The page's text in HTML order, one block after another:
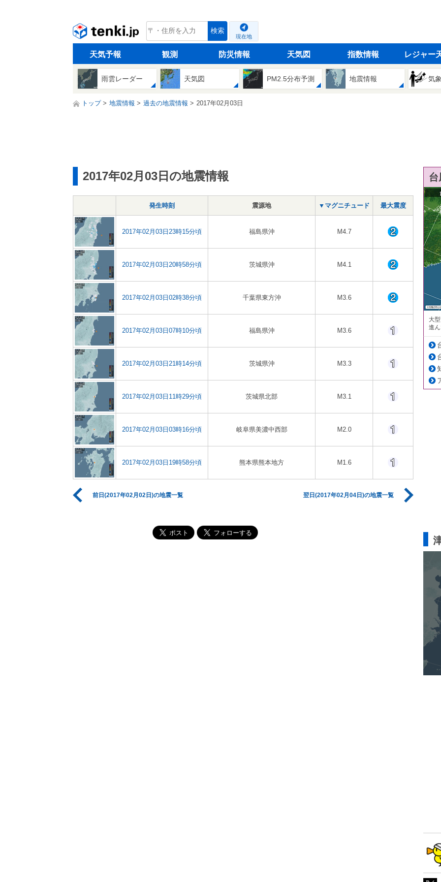
tenki.jp 検索
現在地
天気予報 観測 防災情報 天気図 指数情報 レジャー
雨雲レーダー 天気図 PM2.5分布予測 地震情報 気
トップ 地震情報 過去の地震情報 2017年02月03日
2017年02月03日の地震情報
発生時刻 震源地 ▼マグニチュード 最大震度
2017年02月03日23時15分頃 福島県沖 M4.7
2017年02月03日20時58分頃 茨城県沖 M4.1
2017年02月03日02時38分頃 千葉県東方沖 M3.6
2017年02月03日07時10分頃 福島県沖 M3.6
2017年02月03日21時14分頃 茨城県沖 M3.3
2017年02月03日11時29分頃 茨城県北部 M3.1
2017年02月03日03時16分頃 岐阜県美濃中西部 M2.0
2017年02月03日19時58分頃 熊本県熊本地方 M1.6
前日(2017年02月02日)の地震一覧 翌日(2017年02月04日)の地震一覧
大
進